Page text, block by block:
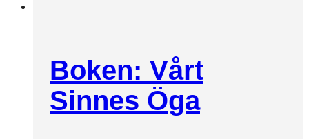
Boken: Vårt
Sinnes Öga